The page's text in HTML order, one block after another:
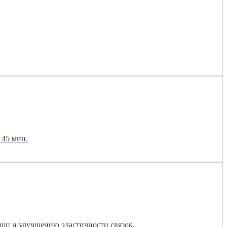
45 мин.
и улучшению эластичности связок.